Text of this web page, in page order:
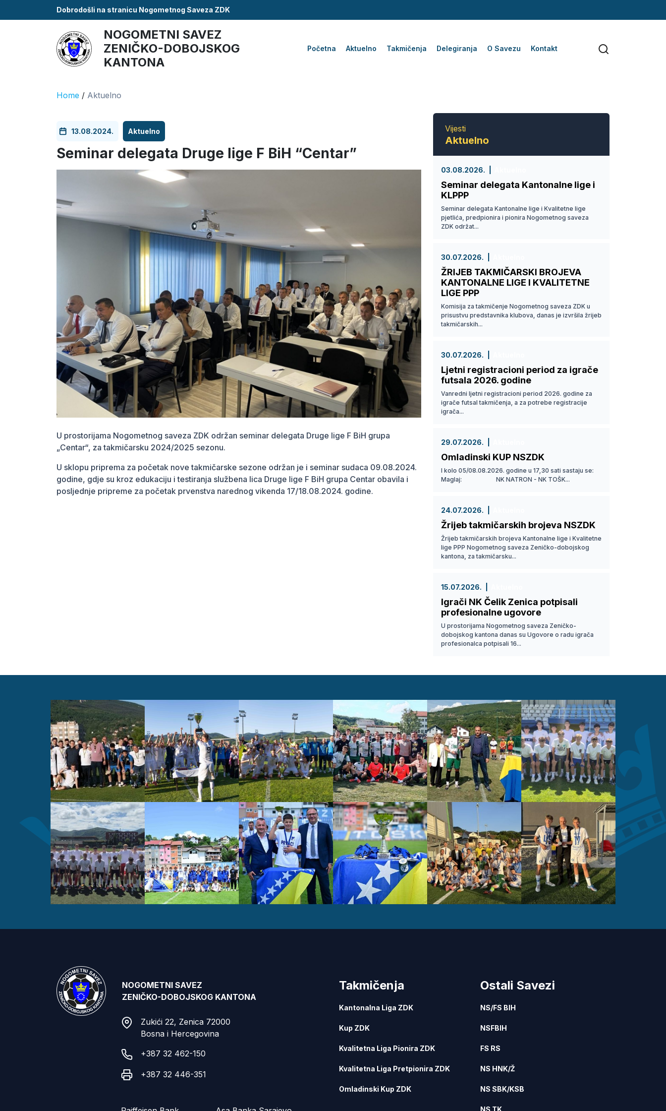
Dobrodošli na stranicu Nogometnog Saveza ZDK
NOGOMETNI SAVEZ
ZENIČKO-DOBOJSKOG
KANTONA
Početna Aktuelno Takmičenja Delegiranja O Savezu Kontakt
Home / Aktuelno
13.08.2024. Aktuelno
Seminar delegata Druge lige F BiH “Centar”
U prostorijama Nogometnog saveza ZDK održan seminar delegata Druge lige F BiH grupa
„Centar“, za takmičarsku 2024/2025 sezonu.
U sklopu priprema za početak nove takmičarske sezone održan je i seminar sudaca 09.08.2024.
godine, gdje su kroz edukaciju i testiranja službena lica Druge lige F BiH grupa Centar obavila i
posljednje pripreme za početak prvenstva narednog vikenda 17/18.08.2024. godine.
Vijesti
Aktuelno
03.08.2026.
Seminar delegata Kantonalne lige i
KLPPP
Seminar delegata Kantonalne lige i Kvalitetne lige
pjetlića, predpionira i pionira Nogometnog saveza
ZDK održat...
30.07.2026.
ŽRIJEB TAKMIČARSKI BROJEVA
KANTONALNE LIGE I KVALITETNE
LIGE PPP
Komisija za takmičenje Nogometnog saveza ZDK u
prisustvu predstavnika klubova, danas je izvršila žrijeb
takmičarskih...
30.07.2026.
Ljetni registracioni period za igrače
futsala 2026. godine
Vanredni ljetni registracioni period 2026. godine za
igrače futsal takmičenja, a za potrebe registracije
igrača...
29.07.2026.
Omladinski KUP NSZDK
I kolo 05/08.08.2026. godine u 17,30 sati sastaju se:
Maglaj: NK NATRON - NK TOŠK...
24.07.2026.
Žrijeb takmičarskih brojeva NSZDK
Žrijeb takmičarskih brojeva Kantonalne lige i Kvalitetne
lige PPP Nogometnog saveza Zeničko-dobojskog
kantona, za takmičarsku...
15.07.2026.
Igrači NK Čelik Zenica potpisali
profesionalne ugovore
U prostorijama Nogometnog saveza Zeničko-
dobojskog kantona danas su Ugovore o radu igrača
profesionalca potpisali 16...
NOGOMETNI SAVEZ
ZENIČKO-DOBOJSKOG KANTONA
Zukići 22, Zenica 72000
Bosna i Hercegovina
+387 32 462-150
+387 32 446-351
Takmičenja
Kantonalna Liga ZDK
Kup ZDK
Kvalitetna Liga Pionira ZDK
Kvalitetna Liga Pretpionira ZDK
Omladinski Kup ZDK
Ostali Savezi
NS/FS BIH
NSFBIH
FS RS
NS HNK/Ž
NS SBK/KSB
NS TK